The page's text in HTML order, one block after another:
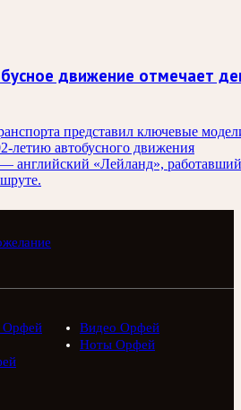
движение отмечает
представил ключевые
летию автобусного движения
английский «Лейланд», работавший
Орфей
Видео Орфей
Ноты Орфей